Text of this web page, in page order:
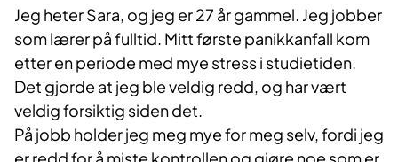
Jeg heter Sara, og jeg er 27 år gammel. Jeg jobber
som lærer på fulltid. Mitt første panikk­anfall kom
etter en periode med mye stress i studietiden.
Det gjorde at jeg ble veldig redd, og har vært
veldig forsiktig siden det.
På jobb holder jeg meg mye for meg selv, for­di jeg